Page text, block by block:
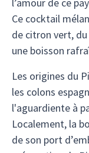
Ce cocktail
de citron vert,
une boisson
Les origines du
les colons
l'aguardiente à
Localement, la
de son port